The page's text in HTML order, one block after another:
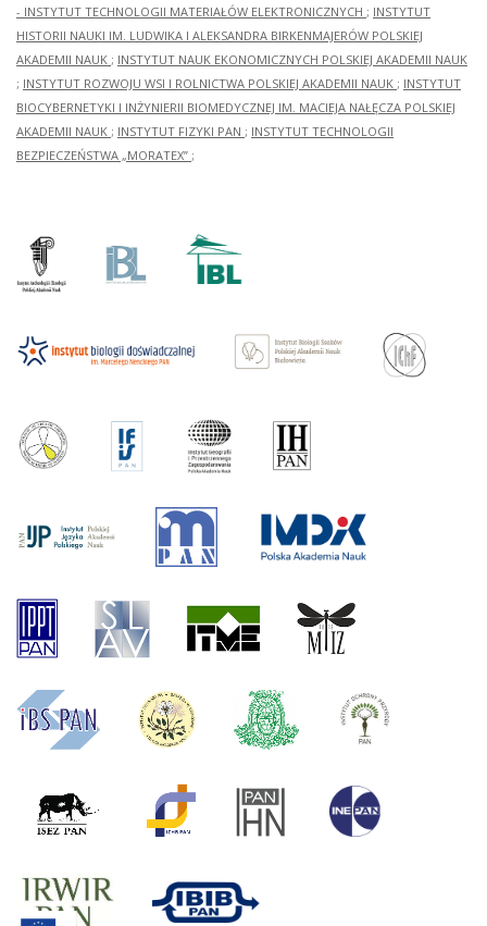
- INSTYTUT TECHNOLOGII MATERIAŁÓW ELEKTRONICZNYCH ; INSTYTUT
HISTORII NAUKI IM. LUDWIKA I ALEKSANDRA BIRKENMAJERÓW POLSKIEJ
AKADEMII NAUK ; INSTYTUT NAUK EKONOMICZNYCH POLSKIEJ AKADEMII NAUK
; INSTYTUT ROZWOJU WSI I ROLNICTWA POLSKIEJ AKADEMII NAUK ; INSTYTUT
BIOCYBERNETYKI I INŻYNIERII BIOMEDYCZNEJ IM. MACIEJA NAŁĘCZA POLSKIEJ
AKADEMII NAUK ; INSTYTUT FIZYKI PAN ; INSTYTUT TECHNOLOGII
BEZPIECZEŃSTWA „MORATEX” ;